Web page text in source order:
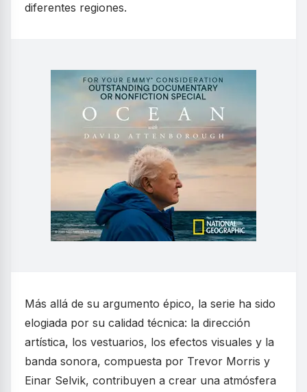
diferentes regiones.
Más allá de su argumento épico, la serie ha sido
elogiada por su calidad técnica: la dirección
artística, los vestuarios, los efectos visuales y la
banda sonora, compuesta por Trevor Morris y
Einar Selvik, contribuyen a crear una atmósfera